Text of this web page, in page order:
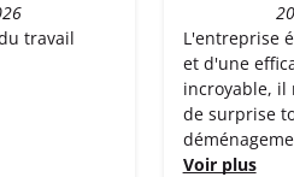
Appeler
travail
L'entreprise
et d'une
incroyable, il
de surprise
Voir plus